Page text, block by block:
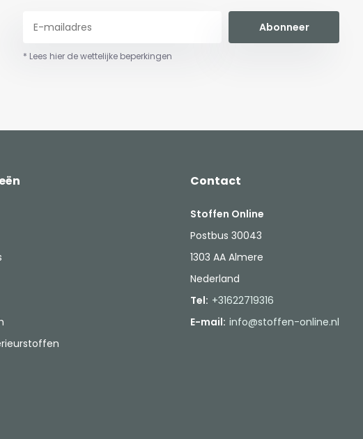
Abonneer
* Lees hier de wettelijke beperkingen
Contact
Stoffen Online
Postbus 30043
1303 AA Almere
Nederland
Tel: +31622719316
E-mail: info@stoffen-online.nl